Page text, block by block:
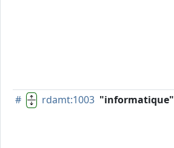
#
rdamt:1003 "informatique"